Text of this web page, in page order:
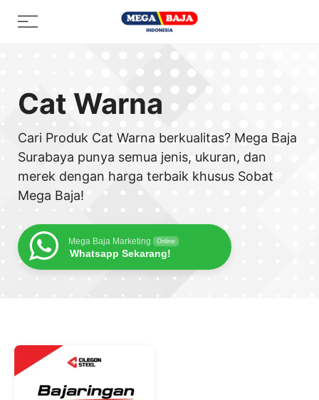
Menu
Cat Warna
Cari Produk Cat Warna berkualitas? Mega Baja
Surabaya punya semua jenis, ukuran, dan
merek dengan harga terbaik khusus Sobat
Mega Baja!
Mega Baja Marketing Online
Whatsapp Sekarang!